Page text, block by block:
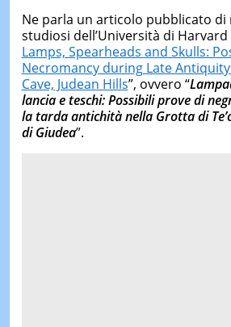
Ne parla un articolo pubblicato di
studiosi dell’Università di
Lamps, Spearheads and Skulls:
Necromancy during Late
Cave, Judean Hills”, ovvero “
lancia e teschi: Possibili prove di
la tarda antichità nella Grotta di
di Giudea”.